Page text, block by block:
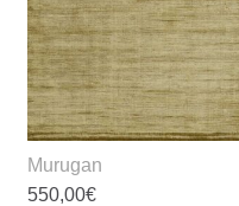
выбрать
на
странице
товара.
Murugan
550,00€